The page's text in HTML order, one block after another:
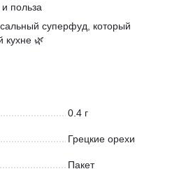
польза
суперфуд, который
кухне 🌿
0.4 г
Грецкие орехи
Пакет